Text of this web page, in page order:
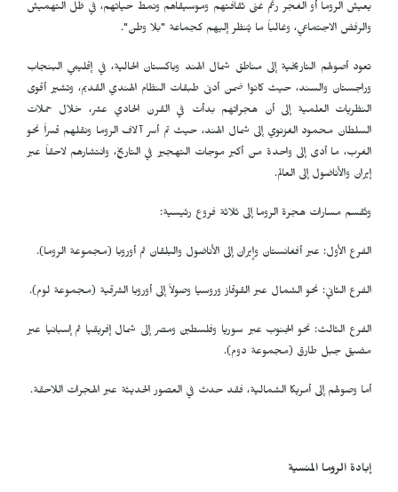
يعيش الروما أو الغجر رغم غنى ثقافتهم وموسيقاهم ونمط حياتهم، في ظل التهميش
والرفض الاجتماعي، وغالباً ما يُنظر إليهم كجماعة "بلا وطن".
تعود أصولهم التاريخية إلى مناطق شمال الهند وباكستان الحالية، في إقليمي البنجاب
وراجستان والسند، حيث كانوا ضمن أدنى طبقات النظام الهندي القديم، وتشير أقوى
النظريات العلمية إلى أن هجراتهم بدأت في القرن الحادي عشر، خلال حملات
السلطان محمود الغزنوي إلى شمال الهند، حيث تم أسر آلاف الروما ونقلهم قسراً نحو
الغرب، ما أدى إلى واحدة من أكبر موجات التهجير في التاريخ، وانتشارهم لاحقاً عبر
إيران والأناضول إلى العالم.
وتُقسم مسارات هجرة الروما إلى ثلاثة فروع رئيسية:
الفرع الأول: عبر أفغانستان وإيران إلى الأناضول والبلقان ثم أوروبا (مجموعة الروما).
الفرع الثاني: نحو الشمال عبر القوقاز وروسيا وصولاً إلى أوروبا الشرقية (مجموعة لوم).
الفرع الثالث: نحو الجنوب عبر سوريا وفلسطين ومصر إلى شمال إفريقيا ثم إسبانيا عبر
مضيق جبل طارق (مجموعة دوم).
أما وصولهم إلى أمريكا الشمالية، فقد حدث في العصور الحديثة عبر الهجرات اللاحقة.
إبادة الروما المنسية